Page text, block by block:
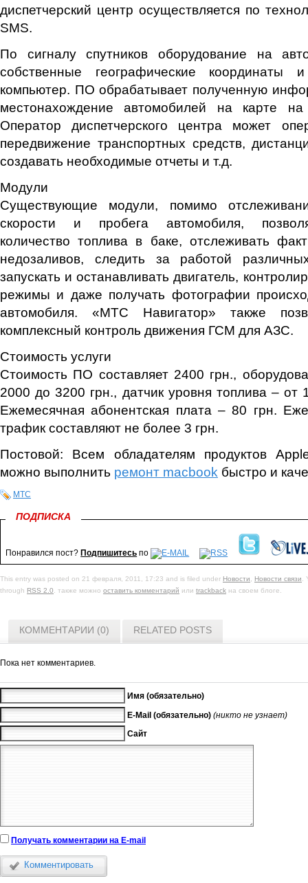
диспетчерский центр осуществляется по
SMS.
По сигналу спутников оборудование на
собственные географические координаты
компьютер. ПО обрабатывает полученную
местонахождение автомобилей на карте
Оператор диспетчерского центра может
передвижение транспортных средств,
создавать необходимые отчеты и т.д.
Модули
Существующие модули, помимо
скорости и пробега автомобиля,
количество топлива в баке, отслеживать
недозаливов, следить за работой
запускать и останавливать двигатель,
режимы и даже получать фотографии
автомобиля. «МТС Навигатор» также
комплексный контроль движения ГСМ для АЗС.
Стоимость услуги
Стоимость ПО составляет 2400 грн.,
2000 до 3200 грн., датчик уровня топлива – от
Ежемесячная абонентская плата – 80 грн.
трафик составляют не более 3 грн.
Постовой: Всем обладателям продуктов
можно выполнить ремонт macbook быстро и
МТС
ПОДПИСКА
Понравился пост? Подпишитесь по
This entry was posted on 21 февраля, 2011, 17:23 and is filed under Новости, Новости связи.
through RSS 2.0. также можно оставить комментарий или trackback на своем блоге.
КОММЕНТАРИИ (0) RELATED POSTS
Пока нет комментариев.
Имя (обязательно)
E-Mail (обязательно) (никто не узнает)
Сайт
Получать комментарии на E-mail
Комментировать